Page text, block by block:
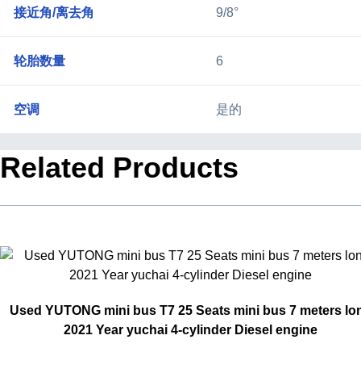
接近角/离去角 9/8°
轮胎数量 6
空调 是的
Related Products
Used YUTONG mini bus T7 25 Seats mini bus 7 meters
2021 Year yuchai 4-cylinder Diesel engine